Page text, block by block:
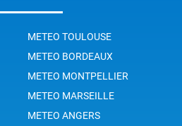
METEO TOULOUSE
METEO BORDEAUX
METEO MONTPELLIER
METEO MARSEILLE
METEO ANGERS